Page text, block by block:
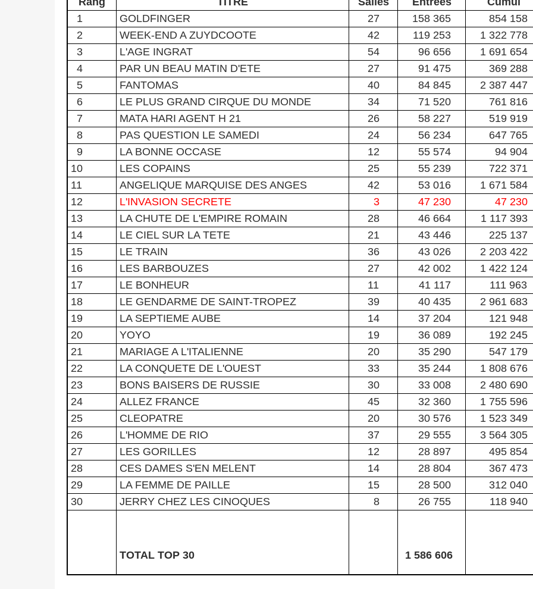
1
GOLDFINGER 27 158 365
854 158
2
WEEK-END A ZUYDCOOTE 42 119 253
1 322 778
3
L'AGE INGRAT 54 96 656
1 691 654
4
PAR UN BEAU MATIN D'ETE 27 91 475
369 288
5
FANTOMAS 40 84 845
2 387 447
6
LE PLUS GRAND CIRQUE DU MONDE 34 71 520
761 816
7
MATA HARI AGENT H 21 26 58 227
519 919
8
PAS QUESTION LE SAMEDI 24 56 234
647 765
9
LA BONNE OCCASE 12 55 574
94 904
10
LES COPAINS 25 55 239
722 371
11
ANGELIQUE MARQUISE DES ANGES 42 53 016
1 671 584
12
L'INVASION SECRETE 3 47 230
47 230
13
LA CHUTE DE L'EMPIRE ROMAIN 28 46 664
1 117 393
14
LE CIEL SUR LA TETE 21 43 446
225 137
15
LE TRAIN 36 43 026
2 203 422
16
LES BARBOUZES 27 42 002
1 422 124
17
LE BONHEUR 11 41 117
111 963
18
LE GENDARME DE SAINT-TROPEZ 39 40 435
2 961 683
19
LA SEPTIEME AUBE 14 37 204
121 948
20
YOYO 19 36 089
192 245
21
MARIAGE A L'ITALIENNE 20 35 290
547 179
22
LA CONQUETE DE L'OUEST 33 35 244
1 808 676
23
BONS BAISERS DE RUSSIE 30 33 008
2 480 690
24
ALLEZ FRANCE 45 32 360
1 755 596
25
CLEOPATRE 20 30 576
1 523 349
26
L'HOMME DE RIO 37 29 555
3 564 305
27
LES GORILLES 12 28 897
495 854
28
CES DAMES S'EN MELENT 14 28 804
367 473
29
LA FEMME DE PAILLE 15 28 500
312 040
30
JERRY CHEZ LES CINOQUES 8 26 755 118 940
TOTAL TOP 30 1 586 606